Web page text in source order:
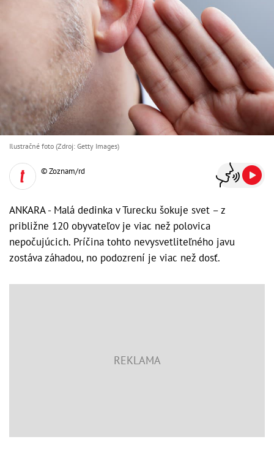
Ilustračné foto (Zdroj: Getty Images)
© Zoznam/rd
ANKARA - Malá dedinka v Turecku šokuje svet – z
približne 120 obyvateľov je viac než polovica
nepočujúcich. Príčina tohto nevysvetliteľného javu
zostáva záhadou, no podozrení je viac než dosť.